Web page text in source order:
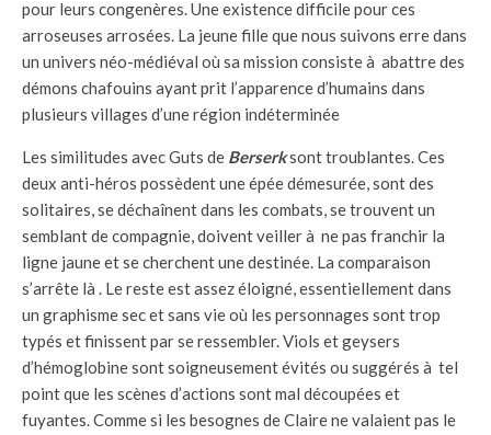
pour leurs congenères. Une existence difficile pour ces
arroseuses arrosées. La jeune fille que nous suivons erre dans
un univers néo-médiéval où sa mission consiste à abattre des
démons chafouins ayant prit l’apparence d’humains dans
plusieurs villages d’une région indéterminée
Les similitudes avec Guts de Berserksont troublantes. Ces
deux anti-héros possèdent une épée démesurée, sont des
solitaires, se déchaînent dans les combats, se trouvent un
semblant de compagnie, doivent veiller à ne pas franchir la
ligne jaune et se cherchent une destinée. La comparaison
s’arrête là . Le reste est assez éloigné, essentiellement dans
un graphisme sec et sans vie où les personnages sont trop
typés et finissent par se ressembler. Viols et geysers
d’hémoglobine sont soigneusement évités ou suggérés à tel
point que les scènes d’actions sont mal découpées et
fuyantes. Comme si les besognes de Claire ne valaient pas le